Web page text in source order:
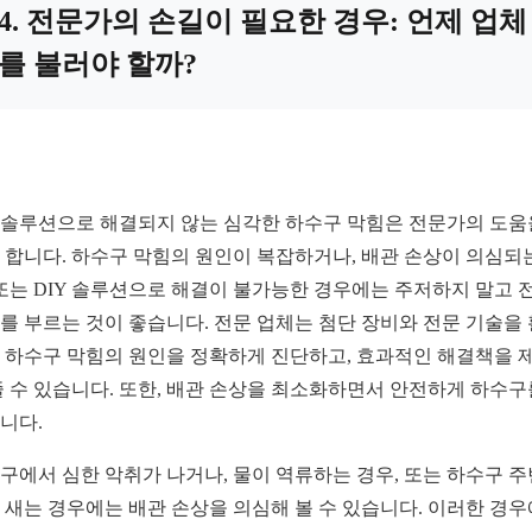
전문가의 손길이 필요한 경우: 언제 업체
불러야 할까?
루션으로 해결되지 않는 심각한 하수구 막힘은 전문가의 도움
합니다. 하수구 막힘의 원인이 복잡하거나, 배관 손상이 의심되
는 DIY 솔루션으로 해결이 불가능한 경우에는 주저하지 말고
부르는 것이 좋습니다. 전문 업체는 첨단 장비와 전문 기술을
하수구 막힘의 원인을 정확하게 진단하고, 효과적인 해결책을
수 있습니다. 또한, 배관 손상을 최소화하면서 안전하게 하수구
다.
에서 심한 악취가 나거나, 물이 역류하는 경우, 또는 하수구 주
새는 경우에는 배관 손상을 의심해 볼 수 있습니다. 이러한 경우